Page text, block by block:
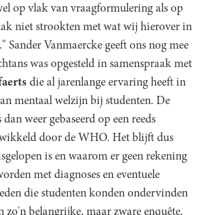
op vlak van vraagformulering als op
niet strookten met wat wij hierover in
Sander Vanmaercke geeft ons nog mee
was opgesteld in samenspraak met
die al jarenlange ervaring heeft in
mentaal welzijn bij studenten. De
weer gebaseerd op een reeds
door de WHO. Het blijft dus
is en waarom er geen rekening
met diagnoses en eventuele
die studenten konden ondervinden
zo'n belangrijke, maar zware enquête.